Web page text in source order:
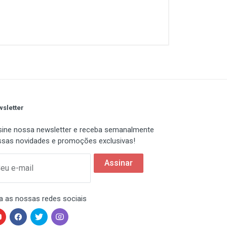
nossa newsletter e receba semanalmente
novidades e promoções exclusivas!
e-mail
Assinar
as nossas redes sociais